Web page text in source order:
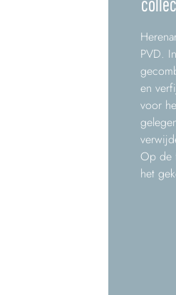
PVD.
en
voor
Op de
het